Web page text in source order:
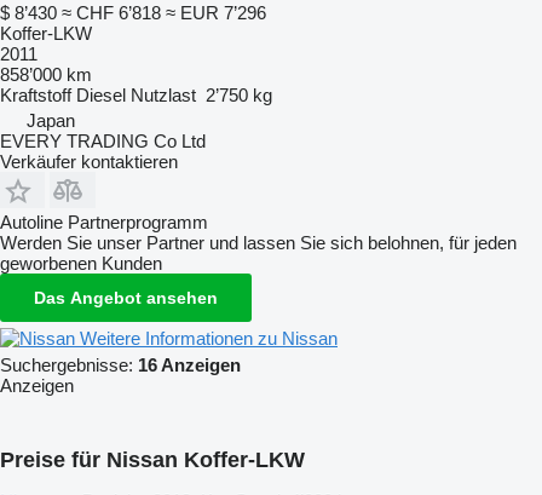
$ 8’430 ≈ CHF 6’818 ≈ EUR 7’296
Koffer-LKW
2011
858’000 km
Kraftstoff Diesel Nutzlast 2’750 kg
Japan
EVERY TRADING Co Ltd
Verkäufer kontaktieren
Autoline Partnerprogramm
Werden Sie unser Partner und lassen Sie sich belohnen, für jeden
geworbenen Kunden
Das Angebot ansehen
Weitere Informationen zu Nissan
Suchergebnisse: 16 Anzeigen
Anzeigen
Preise für Nissan Koffer-LKW